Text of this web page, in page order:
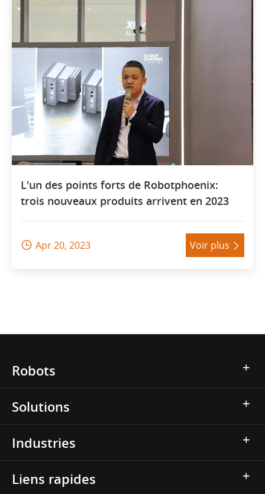
L'un des points forts de Robotphoenix:
trois nouveaux produits arrivent en 2023
 Apr 20, 2023 Voir plus 
Robots
Solutions
Industries
Liens rapides